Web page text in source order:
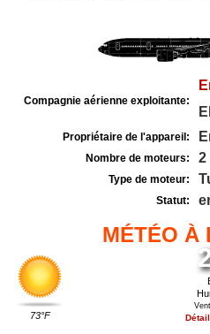
Compagnie aérienne exploitante:
Propriétaire de l'appareil:
Nombre de moteurs: 2
Type de moteur:
Statut:
MÉTÉO À
73°F